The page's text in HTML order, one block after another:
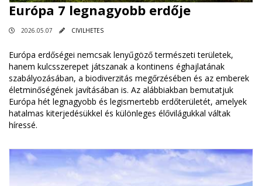
Európa 7 legnagyobb erdője
2026.05.07 CIVILHETES
Európa erdőségei nemcsak lenyűgöző természeti területek,
hanem kulcsszerepet játszanak a kontinens éghajlatának
szabályozásában, a biodiverzitás megőrzésében és az emberek
életminőségének javításában is. Az alábbiakban bemutatjuk
Európa hét legnagyobb és legismertebb erdőterületét, amelyek
hatalmas kiterjedésükkel és különleges élővilágukkal váltak
híressé.